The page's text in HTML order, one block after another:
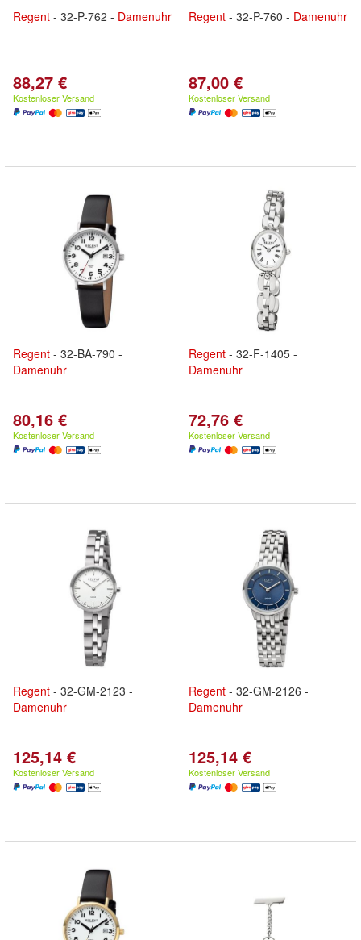
Regent - 32-P-762 - Damenuhr
88,27 €
Kostenloser Versand
Regent - 32-P-760 - Damenuhr
87,00 €
Kostenloser Versand
Regent - 32-BA-790 -
Damenuhr
80,16 €
Kostenloser Versand
Regent - 32-F-1405 -
Damenuhr
72,76 €
Kostenloser Versand
Regent - 32-GM-2123 -
Damenuhr
125,14 €
Kostenloser Versand
Regent - 32-GM-2126 -
Damenuhr
125,14 €
Kostenloser Versand